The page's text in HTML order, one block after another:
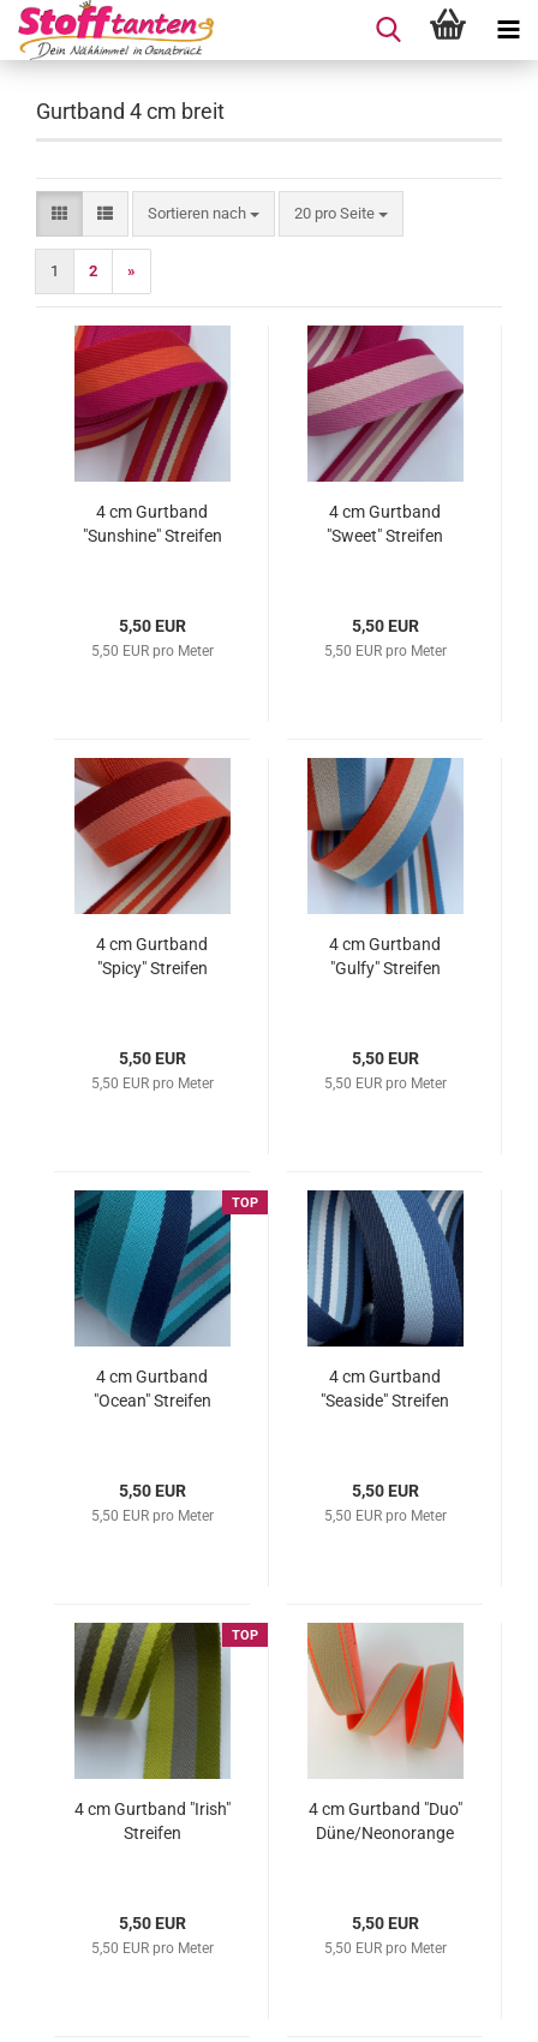
Gurtband 4 cm breit
Sortieren nach
Sortieren nach 20 pro Seite
pro Seite
1 2 »
4 cm Gurtband
"Sunshine" Streifen
5,50 EUR
5,50 EUR pro Meter
4 cm Gurtband
"Sweet" Streifen
5,50 EUR
5,50 EUR pro Meter
4 cm Gurtband
"Spicy" Streifen
5,50 EUR
5,50 EUR pro Meter
4 cm Gurtband
"Gulfy" Streifen
5,50 EUR
5,50 EUR pro Meter
TOP
4 cm Gurtband
"Ocean" Streifen
5,50 EUR
5,50 EUR pro Meter
4 cm Gurtband
"Seaside" Streifen
5,50 EUR
5,50 EUR pro Meter
TOP
4 cm Gurtband "Irish"
Streifen
5,50 EUR
5,50 EUR pro Meter
4 cm Gurtband "Duo"
Düne/Neonorange
5,50 EUR
5,50 EUR pro Meter